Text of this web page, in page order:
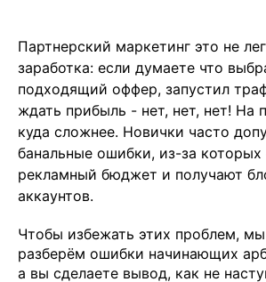
Партнерский маркетинг это не
заработка: если думаете что
подходящий оффер, запустил
ждать прибыль - нет, нет, нет! На
куда сложнее. Новички часто
банальные ошибки, из-за которых
рекламный бюджет и получают
аккаунтов.
Чтобы избежать этих проблем,
разберём ошибки начинающих
а вы сделаете вывод, как не